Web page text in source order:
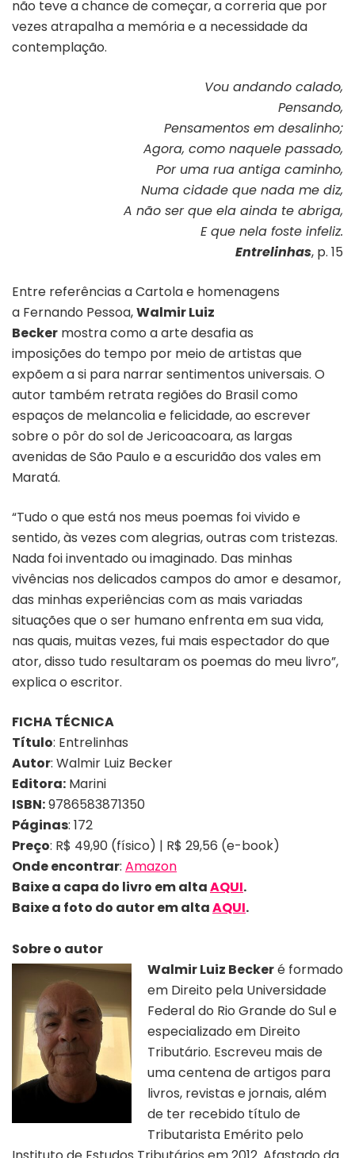
não teve a chance de começar, a correria que por
vezes atrapalha a memória e a necessidade da
contemplação.
Vou andando calado,
Pensando,
Pensamentos em desalinho;
Agora, como naquele passado,
Por uma rua antiga caminho,
Numa cidade que nada me diz,
A não ser que ela ainda te abriga,
E que nela foste infeliz.
Entrelinhas, p. 15
Entre referências a Cartola e homenagens
a Fernando Pessoa,Walmir Luiz
Becker mostra como a arte desafia as
imposições do tempo por meio de artistas que
expõem a si para narrar sentimentos universais. O
autor também retrata regiões do Brasil como
espaços de melancolia e felicidade, ao escrever
sobre o pôr do sol de Jericoacoara, as largas
avenidas de São Paulo e a escuridão dos vales em
Maratá.
“Tudo o que está nos meus poemas foi vivido e
sentido, às vezes com alegrias, outras com tristezas.
Nada foi inventado ou imaginado. Das minhas
vivências nos delicados campos do amor e desamor,
das minhas experiências com as mais variadas
situações que o ser humano enfrenta em sua vida,
nas quais, muitas vezes, fui mais espectador do que
ator, disso tudo resultaram os poemas do meu livro”,
explica o escritor.
FICHA TÉCNICA
Título: Entrelinhas
Autor: Walmir Luiz Becker
Editora: Marini
ISBN:9786583871350
Páginas: 172
Preço: R$ 49,90 (físico) | R$ 29,56 (e-book)
Onde encontrar: Amazon
Baixe a capa do livro em altaAQUI.
Baixe a foto do autorem altaAQUI.
Sobre o autor
Walmir Luiz Beckeré formado
em Direito pela Universidade
Federal do Rio Grande do Sul e
especializado em Direito
Tributário. Escreveu mais de
uma centena de artigos para
livros, revistas e jornais, além
de ter recebido título de
Tributarista Emérito pelo